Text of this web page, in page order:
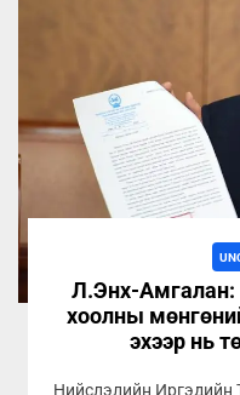
Л.Энх-Амгалан:
хоолны
эхээр нь
Нийслэлийн